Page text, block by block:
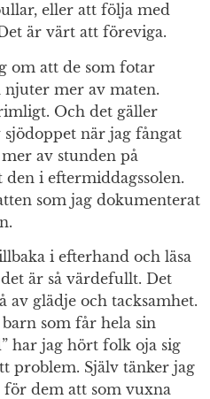
eller att följa med
är värt att föreviga.
om att de som fotar
mer av maten.
Och det gäller
när jag fångat
av stunden på
den i eftermiddagssolen.
som jag dokumenterat
i efterhand och läsa
är så värdefullt. Det
av glädje och tacksamhet.
som får hela sin
har jag hört folk oja sig
problem. Själv tänker jag
dem att som vuxna